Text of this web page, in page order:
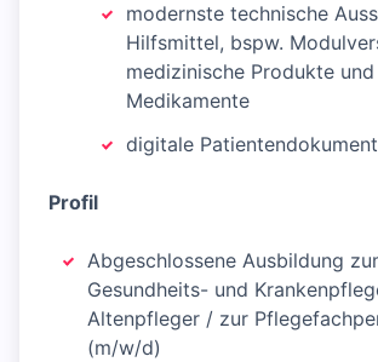
modernste technische
Hilfsmittel, bspw.
medizinische Produkte und
Medikamente
digitale
Profil
Abgeschlossene Ausbildung
Gesundheits- und
Altenpfleger / zur
(m/w/d)